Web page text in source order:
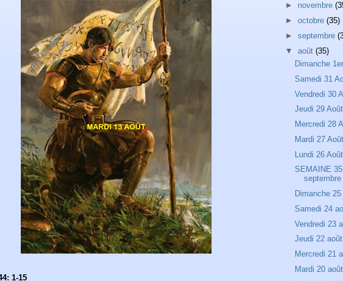
1-15
► novembre
► octobre (35)
► septembre
▼ août (35)
Dimanche
Samedi 31
Vendredi 30
Jeudi 29 Août
Mercredi 28
Mardi 27 Août
Lundi 26 Août
SEMAINE
septembre
Dimanche
Samedi 24
Vendredi 23
Jeudi 22 août
Mercredi 21
Mardi 20 août